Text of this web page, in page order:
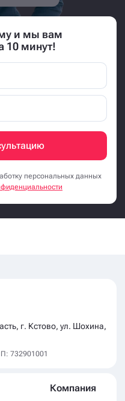
и мы вам
10 минут!
персональных данных
г. Кстово, ул. Шохина,
732901001
Компания